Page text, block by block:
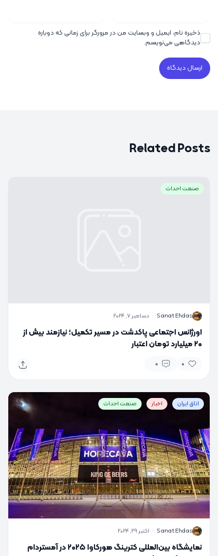
ذخیره نام، ایمیل و وبسایت من در مرورگر برای زمانی که دوباره
دیدگاهی می‌نویسم.
Related Posts
صنعت احداث
S
Sanat Ehdas
· دسامبر 7, 2024
اورژانس اجتماعی پاکدشت در مسیر تکمیل؛ نیازمند بیش از
۲۰ میلیارد تومان اعتبار
0
0
اتاق ایران اخبار صنعت احداث
S
Sanat Ehdas
· اکتبر 29, 2024
نمایشگاه بین‌المللی کترینگ هورکاوا ۲۰۲۵ در آمستردام